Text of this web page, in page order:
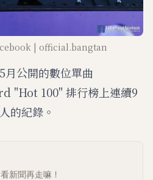
| official.bangtan
月公開的數位單曲
"Hot 100" 排行榜上連續9
的紀錄。
新聞再走嘛！